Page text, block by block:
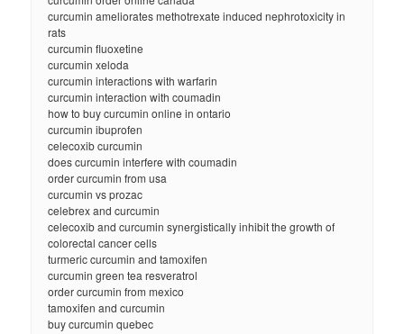
curcumin ameliorates methotrexate induced nephrotoxicity in
rats
curcumin fluoxetine
curcumin xeloda
curcumin interactions with warfarin
curcumin interaction with coumadin
how to buy curcumin online in ontario
curcumin ibuprofen
celecoxib curcumin
does curcumin interfere with coumadin
order curcumin from usa
curcumin vs prozac
celebrex and curcumin
celecoxib and curcumin synergistically inhibit the growth of
colorectal cancer cells
turmeric curcumin and tamoxifen
curcumin green tea resveratrol
order curcumin from mexico
tamoxifen and curcumin
buy curcumin quebec